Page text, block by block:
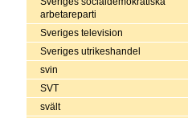
arbetareparti
Sveriges television
Sveriges utrikeshandel
svin
SVT
svält